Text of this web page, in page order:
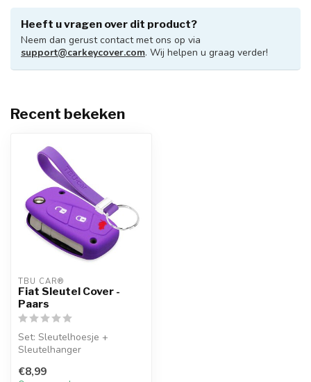
Heeft u vragen over dit product?
Neem dan gerust contact met ons op via
support@carkeycover.com. Wij helpen u graag verder!
Recent bekeken
TBU CAR®
Fiat Sleutel Cover -
Paars
Set: Sleutelhoesje +
Sleutelhanger
€8,99